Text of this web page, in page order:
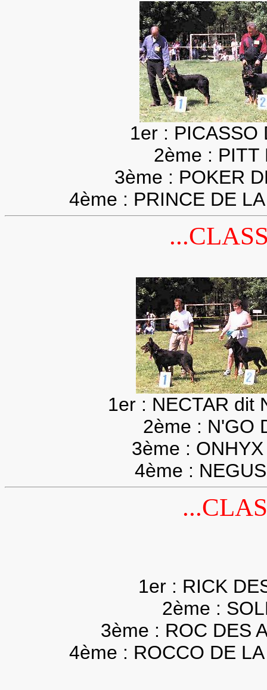
1er : PICASSO
2ème : PITT
3ème : POKER
4ème : PRINCE DE
1er : NECTAR dit
2ème : N'GO
3ème :
4ème :
1er : RICK
2ème :
3ème : ROC DES
4ème : ROCCO DE